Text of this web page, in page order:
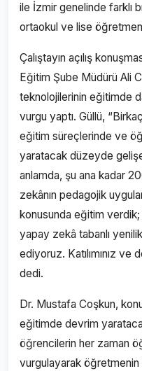
ile İzmir genelinde farklı
ortaokul ve lise öğretmeni
Çalıştayın açılış
Eğitim Şube Müdürü Ali
teknolojilerinin eğitimde
vurgu yaptı. Güllü,
eğitim süreçlerinde ve
yaratacak düzeyde
anlamda, şu ana kadar
zekânın pedagojik
konusunda eğitim
yapay zekâ tabanlı
ediyoruz. Katılımınız
dedi.
Dr. Mustafa Coşkun,
eğitimde devrim
öğrencilerin her zaman
vurgulayarak